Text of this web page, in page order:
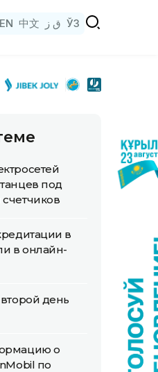
EN 中文 ق ز ЎЗ
под
в
в онлайн-
день
о
по